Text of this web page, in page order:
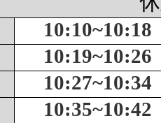
10:10~10:18
10:19~10:26
10:27~10:34
10:35~10:42